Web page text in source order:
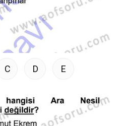
C D E